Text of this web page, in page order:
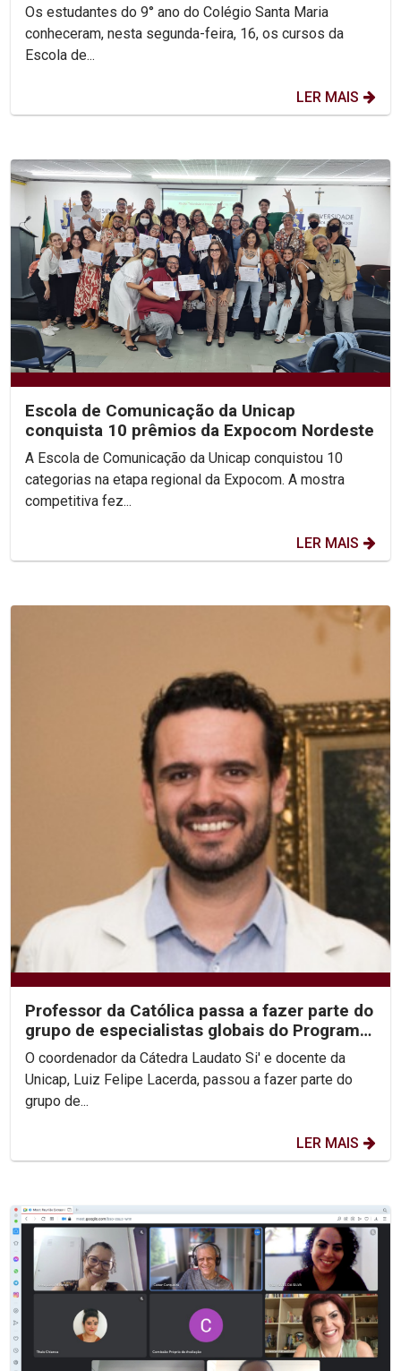
Os estudantes do 9° ano do Colégio Santa Maria
conheceram, nesta segunda-feira, 16, os cursos da
Escola de...
LER MAIS
Escola de Comunicação da Unicap
conquista 10 prêmios da Expocom Nordeste
A Escola de Comunicação da Unicap conquistou 10
categorias na etapa regional da Expocom. A mostra
competitiva fez...
LER MAIS
Professor da Católica passa a fazer parte do
grupo de especialistas globais do Programa
Harmonia...
O coordenador da Cátedra Laudato Si' e docente da
Unicap, Luiz Felipe Lacerda, passou a fazer parte do
grupo de...
LER MAIS